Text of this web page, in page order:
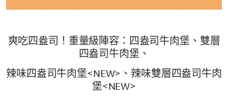
爽吃四盎司！重量級陣容：四盎司牛肉堡、雙層
四盎司牛肉堡、
辣味四盎司牛肉堡<NEW>、辣味雙層四盎司牛肉
堡<NEW>